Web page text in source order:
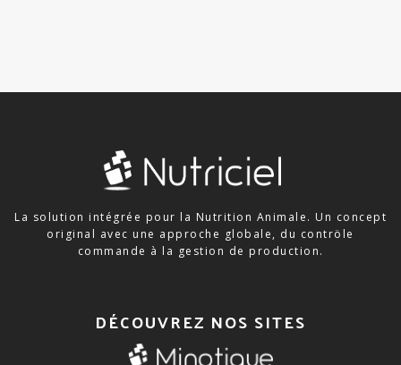
La solution intégrée pour la Nutrition Animale. Un concept
original avec une approche globale, du contröle
commande à la gestion de production.
DÉCOUVREZ NOS SITES